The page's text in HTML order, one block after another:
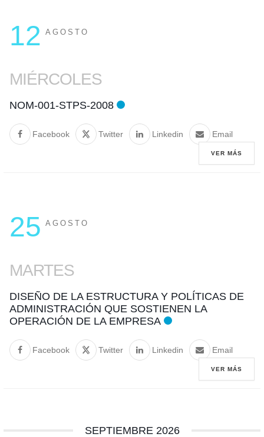
12 AGOSTO
MIÉRCOLES
NOM-001-STPS-2008
Facebook Twitter Linkedin Email
VER MÁS
25 AGOSTO
MARTES
DISEÑO DE LA ESTRUCTURA Y POLÍTICAS DE
ADMINISTRACIÓN QUE SOSTIENEN LA
OPERACIÓN DE LA EMPRESA
Facebook Twitter Linkedin Email
VER MÁS
SEPTIEMBRE 2026